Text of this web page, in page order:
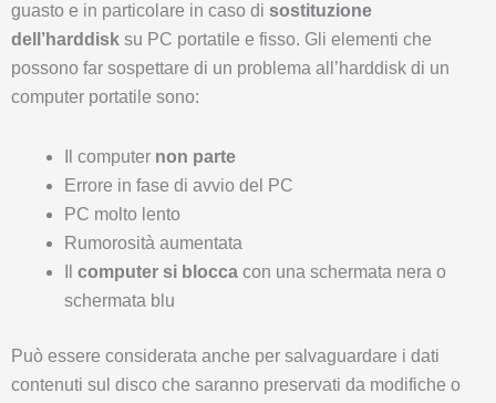
guasto e in particolare in caso di sostituzione
dell’harddisk su PC portatile e fisso. Gli elementi che
possono far sospettare di un problema all’harddisk di un
computer portatile sono:
Il computer non parte
Errore in fase di avvio del PC
PC molto lento
Rumorosità aumentata
computer si blocca con una schermata nera o
schermata blu
Può essere considerata anche per salvaguardare i dati
contenuti sul disco che saranno preservati da modifiche o